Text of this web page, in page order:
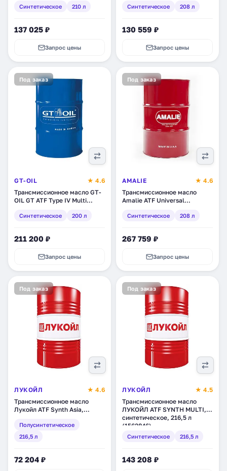
Синтетическое 210 л
137 025 ₽
Запрос цены
(FPATF60EV055RD)
Синтетическое 208 л
130 559 ₽
Запрос цены
Под заказ
GT-OIL
★ 4.6
Трансмиссионное масло GT-
OIL GT ATF Type IV Multi
(8809059408940)
Синтетическое 200 л
211 200 ₽
Запрос цены
Под заказ
AMALIE
★ 4.6
Трансмиссионное масло
Amalie ATF Universal
208 л (160-72863-05)
Синтетическое 208 л
267 759 ₽
Запрос цены
Под заказ
ЛУКОЙЛ
★ 4.6
Трансмиссионное масло
Лукойл ATF Synth Asia,
(1517967)
Полусинтетическое
216,5 л
72 204 ₽
Под заказ
ЛУКОЙЛ
★ 4.5
Трансмиссионное масло
ЛУКОЙЛ ATF SYNTH MULTI,
синтетическое, 216,5 л
(1562846)
Синтетическое 216,5 л
143 208 ₽